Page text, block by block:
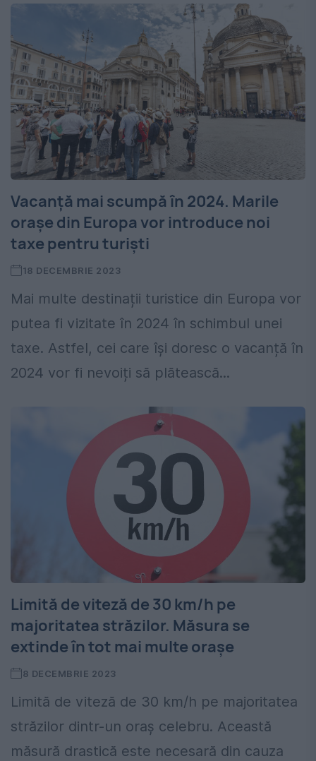
Vacanță mai scumpă în 2024. Marile
orașe din Europa vor introduce noi
taxe pentru turiști
18 DECEMBRIE 2023
Mai multe destinații turistice din Europa vor
putea fi vizitate în 2024 în schimbul unei
taxe. Astfel, cei care își doresc o vacanță în
2024 vor fi nevoiți să plătească...
Limită de viteză de 30 km/h pe
majoritatea străzilor. Măsura se
extinde în tot mai multe orașe
8 DECEMBRIE 2023
Limită de viteză de 30 km/h pe majoritatea
străzilor dintr-un oraş celebru. Această
măsură drastică este necesară din cauza